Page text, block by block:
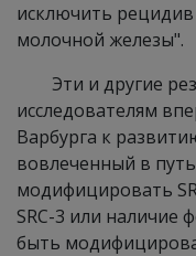
исключить
молочной железы".
Эти и другие
исследователям
Варбурга к
вовлеченный в
модифицировать
SRC-3 или наличие
быть